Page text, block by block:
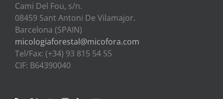
Cami Del Fou, s/n.
08459 Sant Antoni De Vilamajor.
Barcelona (SPAIN)
micologiaforestal@micofora.com
Tel/Fax: (+34) 93 815 54 55
CIF: B64390040